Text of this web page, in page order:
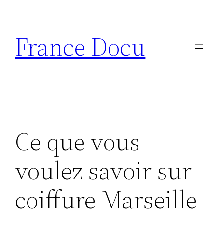
contenu
France Docu
Ce que vous
voulez savoir sur
coiffure Marseille